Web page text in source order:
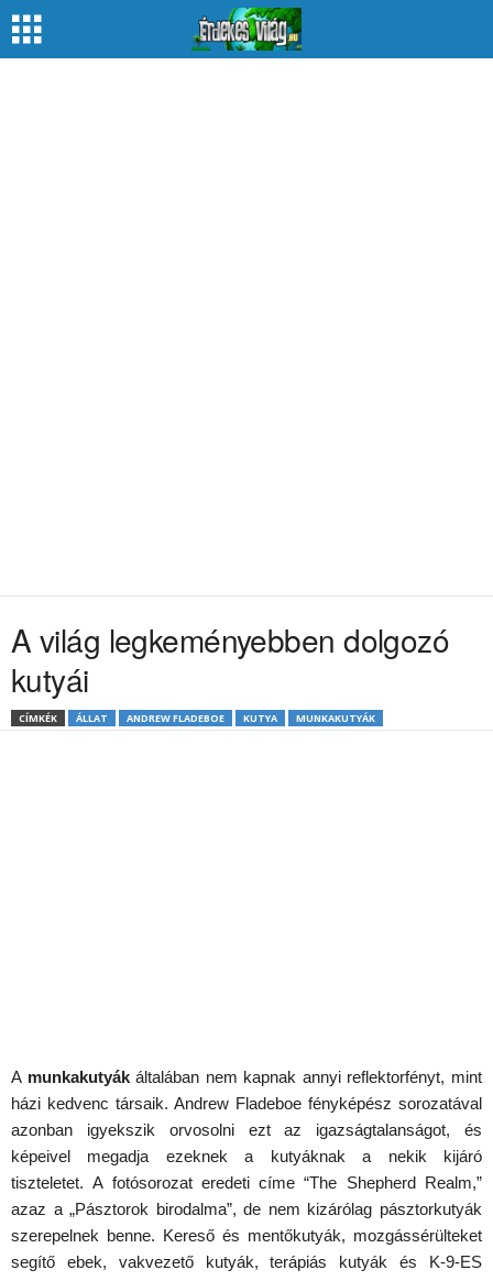
A világ legkeményebben dolgozó
kutyái
CÍMKÉK ÁLLAT ANDREW FLADEBOE KUTYA MUNKAKUTYÁK
A munkakutyákáltalában nem kapnak annyi reflektorfényt, mint
házi kedvenc társaik. Andrew Fladeboe fényképész sorozatával
azonban igyekszik orvosolni ezt az igazságtalanságot, és
képeivel megadja ezeknek a kutyáknak a nekik kijáró
tiszteletet. A fotósorozat eredeti címe “The Shepherd Realm,”
azaz a „Pásztorok birodalma”, de nem kizárólag pásztorkutyák
szerepelnek benne. Kereső és mentőkutyák, mozgássérülteket
segítő ebek, vakvezető kutyák, terápiás kutyák és K-9-ES